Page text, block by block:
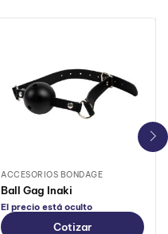
ACCESORIOS BONDAGE
Ball Gag Inaki
El precio está oculto
Cotizar